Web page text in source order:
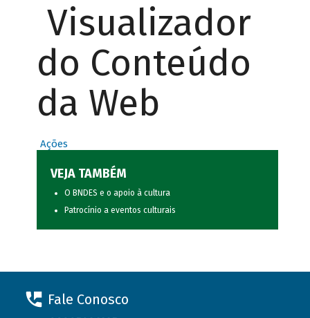
Visualizador
do Conteúdo
da Web
Ações
VEJA TAMBÉM
O BNDES e o apoio à cultura
Patrocínio a eventos culturais
Fale Conosco